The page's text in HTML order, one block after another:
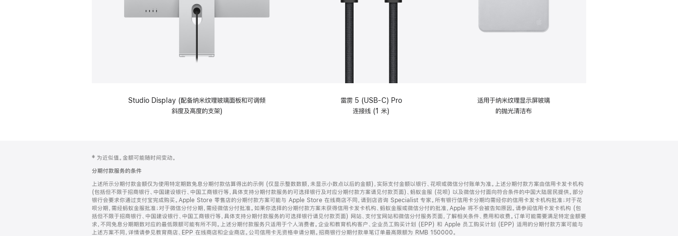
Studio Display (配备纳米纹理玻璃面板和可调倾
斜度及高度的支架)
雷雳 5 (USB-C) Pro
连接线 (1 米)
适用于纳米纹理显示屏玻璃
的抛光清洁布
页
脚
注
‡ 为近似值。金额可能随时间变动。
分期付款服务的条件
上述所示分期付款金额仅为使用特定期数免息分期付款估算得出的示例 (仅显示整数数额，未显示小数点以后的金额)，实际支付金额以银行、花呗或微信分付账单为准。上述分期付款方案由信用卡发卡机构
(包括但不限于招商银行、中国建设银行、中国工商银行等，具体支持分期付款服务的可选择银行及对应分期付款方案请见付款页面)、蚂蚁金服 (花呗) 以及微信分付面向符合条件的中国大陆居民提供。部分
银行会要求你通过支付宝完成购买。Apple Store 零售店的分期付款方案可能与 Apple Store 在线商店不同，请到店咨询 Specialist 专家。所有银行信用卡分期均需经你的信用卡发卡机构批准；对于花
呗分期，需经蚂蚁金服批准；对于微信分付分期，需经微信分付批准。如果你选择的分期付款方案未获得信用卡发卡机构、蚂蚁金服或微信分付的批准，Apple 将不会被告知原因。请参阅信用卡发卡机构 (包
括但不限于招商银行、中国建设银行、中国工商银行等，具体支持分期付款服务的可选择银行请见付款页面) 网站、支付宝网站和微信分付服务页面，了解相关条件、费用和收费。订单可能需要满足特定金额要
求，不同免息分期期数对应的最低限额可能有所不同。上述分期付款服务只适用于个人消费者。企业和教育机构客户、企业员工购买计划 (EPP) 和 Apple 员工购买计划 (EPP) 适用的分期付款方案可能与
上述方案不同，详情请参见教育商店、EPP 在线商店和企业商店。公司信用卡无资格申请分期。招商银行分期付款单笔订单最高限额为 RMB 150000。